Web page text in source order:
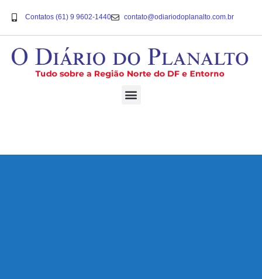
Contatos (61) 9 9602-1440 contato@odiariodoplanalto.com.br